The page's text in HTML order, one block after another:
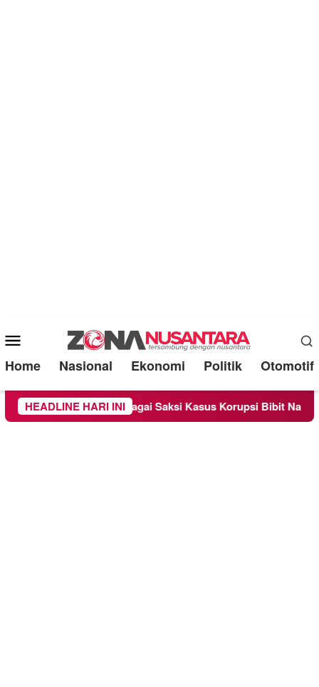
Mobile
Menu
Home Nasional Ekonomi Politik Otomotif
HEADLINE HARI INI
Sebagai Saksi Kasus Korupsi Bibit Nanas Sulsel Rp